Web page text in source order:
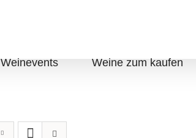
Weinevents Weine zum kaufen